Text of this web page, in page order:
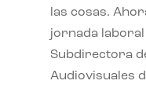
las cosas.
jornada
Subdirectora
Audiovisuales